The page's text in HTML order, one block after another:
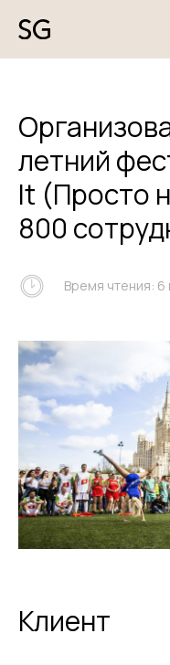
летний
It (Просто
800
Время чтения: 6
Клиент